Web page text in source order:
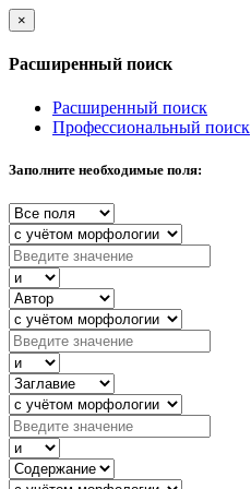
×
Расширенный поиск
Расширенный поиск
Профессиональный поиск
Заполните необходимые поля: